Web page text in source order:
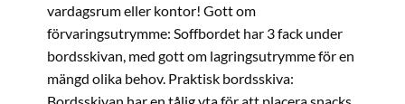
vardagsrum eller kontor! Gott om
förvaringsutrymme: Soffbordet har 3 fack under
bordsskivan, med gott om lagringsutrymme för en
mängd olika behov. Praktisk bordsskiva:
Bordsskivan har en tålig yta för att placera snacks,